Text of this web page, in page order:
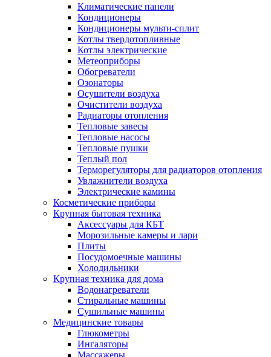
Климатические панели
Кондиционеры
Кондиционеры мульти-сплит
Котлы твердотопливные
Котлы электрические
Метеоприборы
Обогреватели
Озонаторы
Осушители воздуха
Очистители воздуха
Радиаторы отопления
Тепловые завесы
Тепловые насосы
Тепловые пушки
Теплый пол
Терморегуляторы для радиаторов отопления
Увлажнители воздуха
Электрические камины
Косметические приборы
Крупная бытовая техника
Аксессуары для КБТ
Морозильные камеры и лари
Плиты
Посудомоечные машины
Холодильники
Крупная техника для дома
Водонагреватели
Стиральные машины
Сушильные машины
Медицинские товары
Глюкометры
Ингаляторы
Массажеры